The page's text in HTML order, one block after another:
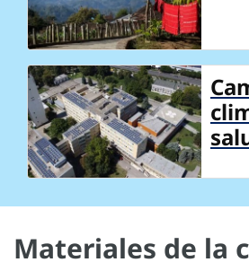
Materiales de la